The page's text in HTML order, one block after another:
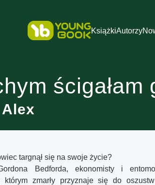
KsiążkiAutorzy
ścigałam
targnął się na swoje życie?
Bedforda, ekonomisty i
zmarły przyznaje się do